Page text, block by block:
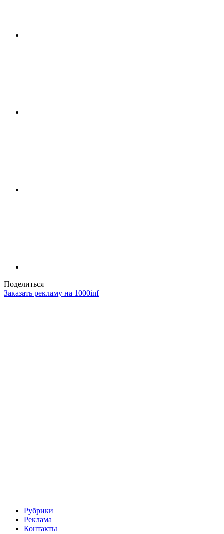
Поделиться
Заказать рекламу на 1000inf
Рубрики
Реклама
Контакты